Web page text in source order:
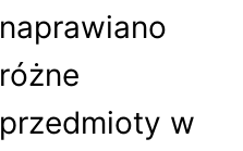
naprawiano
różne
przedmioty w